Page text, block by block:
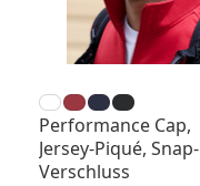
Performance Cap,
Jersey-Piqué, Snap-
Verschluss